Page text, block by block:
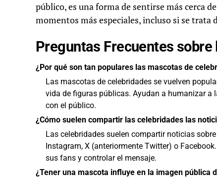
público, es una forma de sentirse más cerca
momentos más especiales, incluso si se trata
Preguntas Frecuentes
¿Por qué son tan populares las mascotas de
Las mascotas de celebridades se vuelven
vida de figuras públicas. Ayudan a humanizar a
con el público.
¿Cómo suelen compartir las celebridades las
Las celebridades suelen compartir noticias
Instagram, X (anteriormente Twitter) o
sus fans y controlar el mensaje.
¿Tener una mascota influye en la imagen pública